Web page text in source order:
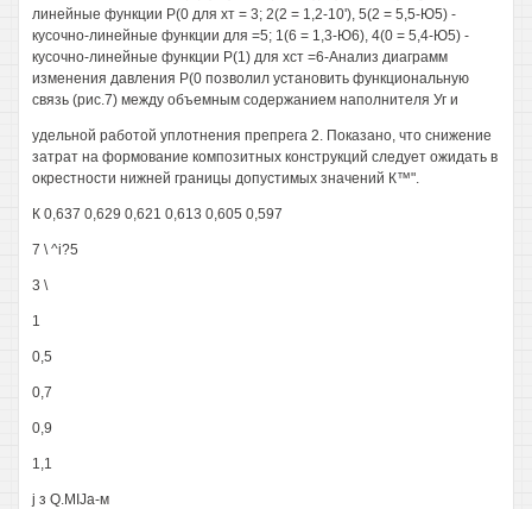
линейные функции Р(0 для хт = 3; 2(2 = 1,2-10'), 5(2 = 5,5-Ю5) -
кусочно-линейные функции для =5; 1(6 = 1,3-Ю6), 4(0 = 5,4-Ю5) -
кусочно-линейные функции Р(1) для хст =6-Анализ диаграмм
изменения давления Р(0 позволил установить функциональную
связь (рис.7) между объемным содержанием наполнителя Уг и
удельной работой уплотнения препрега 2. Показано, что снижение
затрат на формование композитных конструкций следует ожидать в
окрестности нижней границы допустимых значений К™".
К 0,637 0,629 0,621 0,613 0,605 0,597
7 \ ^i?5
3 \
1
0,5
0,7
0,9
1,1
j з Q.MIJa-м